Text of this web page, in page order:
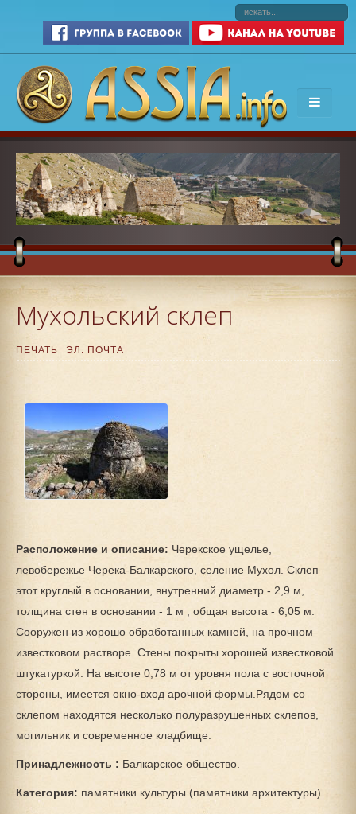
Мухольский склеп
ПЕЧАТЬ ЭЛ. ПОЧТА
Расположение и описание: Черекское ущелье,
левобережье Черека-Балкарского, селение Мухол. Склеп
этот круглый в основании, внутренний диаметр - 2,9 м,
толщина стен в основании - 1 м , общая высота - 6,05 м.
Сооружен из хорошо обработанных камней, на прочном
известковом растворе. Стены покрыты хорошей известковой
штукатуркой. На высоте 0,78 м от уровня пола с восточной
стороны, имеется окно-вход арочной формы.Рядом со
склепом находятся несколько полуразрушенных склепов,
могильник и современное кладбище.
Принадлежность : Балкарское общество.
Категория: памятники культуры (памятники архитектуры).